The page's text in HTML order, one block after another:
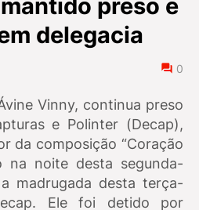
preso e
delegacia
0
Vinny, continua preso
e Polinter (Decap),
da composição “Coração
na noite desta segunda-
madrugada desta terça-
Ele foi detido por